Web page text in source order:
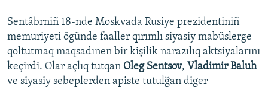
Sentâbrniñ 18-nde Moskvada Rusiye prezidentiniñ
memuriyeti ögünde faaller qırımlı siyasiy mabüslerge
qoltutmaq maqsadınen bir kişilik narazılıq aktsiyalarını
keçirdi. Olar açlıq tutqan Oleg Sentsov, Vladimir Baluh
ve siyasiy sebeplerden apiste tutulğan diger